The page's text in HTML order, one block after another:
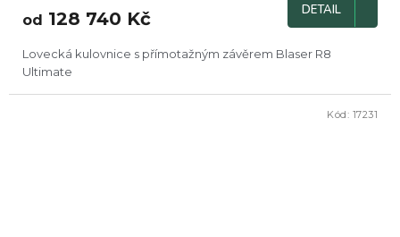
je
z
5
od 128 740 Kč DETAIL
Lovecká kulovnice s přímotažným závěrem Blaser R8
Ultimate
Kód: 17231